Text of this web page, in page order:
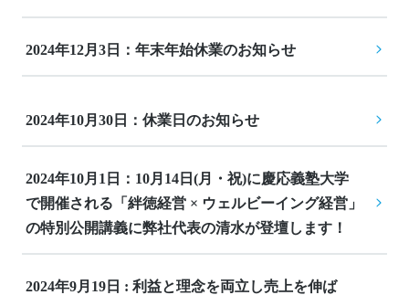
2024年12月3日：年末年始休業のお知らせ
2024年10月30日：休業日のお知らせ
2024年10月1日：10月14日(月・祝)に慶応義塾大学
で開催される「絆徳経営 × ウェルビーイング経営」
の特別公開講義に弊社代表の清水が登壇します！
2024年9月19日 : 利益と理念を両立し売上を伸ば